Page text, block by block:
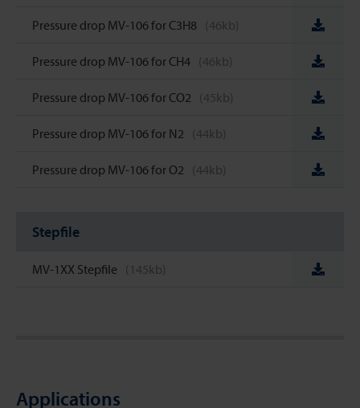
Pressure drop MV-106 for C3H8 (46kb)
Pressure drop MV-106 for CH4 (46kb)
Pressure drop MV-106 for CO2 (45kb)
Pressure drop MV-106 for N2 (44kb)
Pressure drop MV-106 for O2 (44kb)
Stepfile
MV-1XX Stepfile (145kb)
Applications